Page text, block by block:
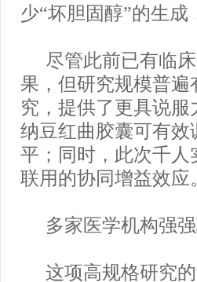
少“坏胆固醇”的生成
尽管此前已有临
果，但研究规模普
究，提供了更具说
纳豆红曲胶囊可有
平；同时，此次千
联用的协同增益效应
多家医学机构强
这项高规格研究